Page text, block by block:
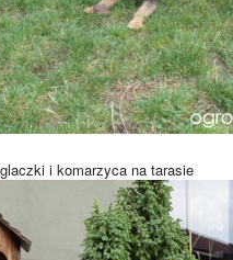
i komarzyca na tarasie